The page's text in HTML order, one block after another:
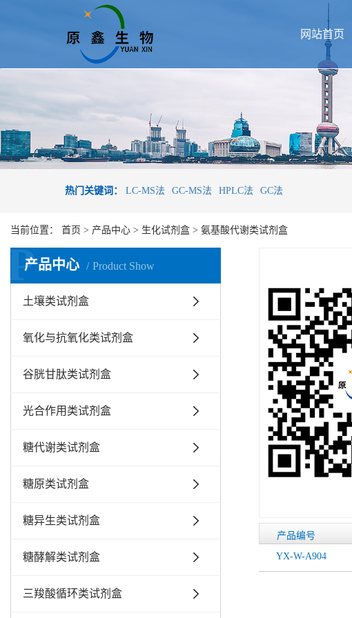
网站首页
热门关键词： LC-MS法 GC-MS法 HPLC法 GC法
当前位置： 首页 > 产品中心 > 生化试剂盒 > 氨基酸代谢类试剂盒
产品中心 Product Show
P
土壤类试剂盒
氧化与抗氧化类试剂盒
谷胱甘肽类试剂盒
光合作用类试剂盒
糖代谢类试剂盒
糖原类试剂盒
糖异生类试剂盒
糖酵解类试剂盒
三羧酸循环类试剂盒
产品编号
YX-W-A904